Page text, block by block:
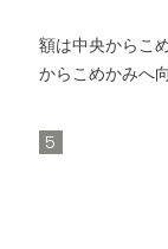
額は中央からこ
からこめかみへ
5